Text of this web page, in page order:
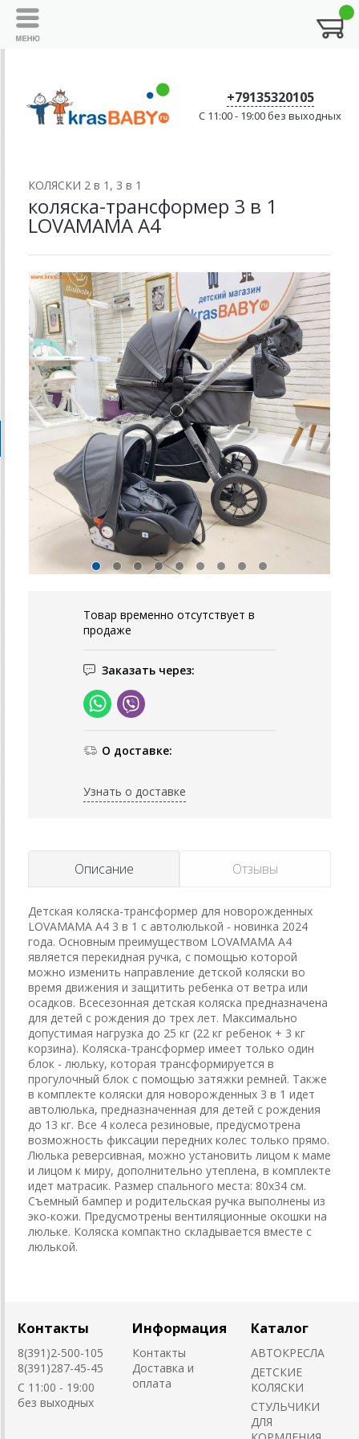
+79135320105
C 11:00 - 19:00 без выходных
КОЛЯСКИ 2 в 1, 3 в 1
коляска-трансформер 3 в 1
LOVAMAMA A4
Товар временно отсутствует в
продаже
Заказать через:
О доставке:
Узнать о доставке
Описание Отзывы
Детская коляска-трансформер для новорожденных
LOVAMAMA A4 3 в 1 с автолюлькой - новинка 2024
года. Основным преимуществом LOVAMAMA A4
является перекидная ручка, с помощью которой
можно изменить направление детской коляски во
время движения и защитить ребенка от ветра или
осадков. Всесезонная детская коляска предназначена
для детей с рождения до трех лет. Максимально
допустимая нагрузка до 25 кг (22 кг ребенок + 3 кг
корзина). Коляска-трансформер имеет только один
блок - люльку, которая трансформируется в
прогулочный блок с помощью затяжки ремней. Также
в комплекте коляски для новорожденных 3 в 1 идет
автолюлька, предназначенная для детей с рождения
до 13 кг. Все 4 колеса резиновые, предусмотрена
возможность фиксации передних колес только прямо.
Люлька реверсивная, можно установить лицом к маме
и лицом к миру, дополнительно утеплена, в комплекте
идет матрасик. Размер спального места: 80х34 см.
Съемный бампер и родительская ручка выполнены из
эко-кожи. Предусмотрены вентиляционные окошки на
люльке. Коляска компактно складывается вместе с
люлькой.
Контакты
8(391)2-500-105
8(391)287-45-45
C 11:00 - 19:00
без выходных
Информация
Контакты
Доставка и
оплата
Каталог
АВТОКРЕСЛА
ДЕТСКИЕ
КОЛЯСКИ
CТУЛЬЧИКИ
ДЛЯ